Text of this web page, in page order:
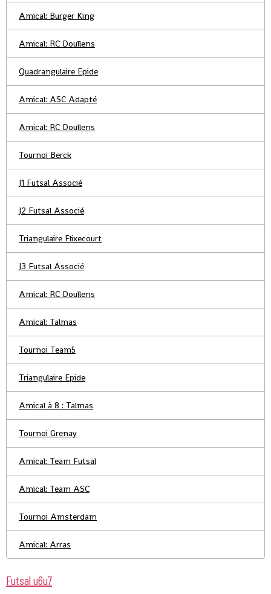
Amical: Burger King
Amical: RC Doullens
Quadrangulaire Epide
Amical: ASC Adapté
Amical: RC Doullens
Tournoi Berck
J1 Futsal Associé
J2 Futsal Associé
Triangulaire Flixecourt
J3 Futsal Associé
Amical: RC Doullens
Amical: Talmas
Tournoi Team5
Triangulaire Epide
Amical à 8 : Talmas
Tournoi Grenay
Amical: Team Futsal
Amical: Team ASC
Tournoi Amsterdam
Amical: Arras
Futsal u6u7